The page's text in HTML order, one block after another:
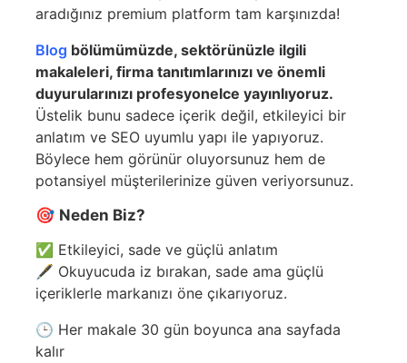
aradığınız premium platform tam karşınızda!
Blog bölümümüzde, sektörünüzle ilgili
makaleleri, firma tanıtımlarınızı ve önemli
duyurularınızı profesyonelce yayınlıyoruz.
Üstelik bunu sadece içerik değil, etkileyici bir
anlatım ve SEO uyumlu yapı ile yapıyoruz.
Böylece hem görünür oluyorsunuz hem de
potansiyel müşterilerinize güven veriyorsunuz.
🎯 Neden Biz?
✅ Etkileyici, sade ve güçlü anlatım
🖋️ Okuyucuda iz bırakan, sade ama güçlü
içeriklerle markanızı öne çıkarıyoruz.
🕒 Her makale 30 gün boyunca ana sayfada
kalır